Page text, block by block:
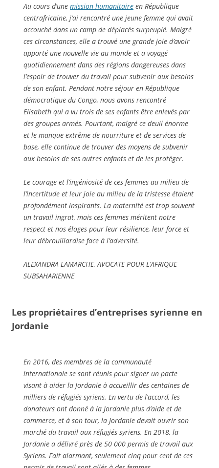
Au cours d’une mission humanitaire en République
centrafricaine, j’ai rencontré une jeune femme qui avait
accouché dans un camp de déplacés surpeuplé. Malgré
ces circonstances, elle a trouvé une grande joie d’avoir
apporté une nouvelle vie au monde et a voyagé
quotidiennement dans des régions dangereuses dans
l’espoir de trouver du travail pour subvenir aux besoins
de son enfant. Pendant notre séjour en République
démocratique du Congo, nous avons rencontré
Elisabeth qui a vu trois de ses enfants être enlevés par
des groupes armés. Pourtant, malgré ce deuil énorme
et le manque extrême de nourriture et de services de
base, elle continue de trouver des moyens de subvenir
aux besoins de ses autres enfants et de les protéger.
Le courage et l’ingéniosité de ces femmes au milieu de
l’incertitude et leur joie au milieu de la tristesse étaient
profondément inspirants. La maternité est trop souvent
un travail ingrat, mais ces femmes méritent notre
respect et nos éloges pour leur résilience, leur force et
leur débrouillardise face à l’adversité.
ALEXANDRA LAMARCHE, AVOCATE POUR L’AFRIQUE
SUBSAHARIENNE
Les propriétaires d’entreprises syrienne en
Jordanie
En 2016, des membres de la communauté
internationale se sont réunis pour signer un pacte
visant à aider la Jordanie à accueillir des centaines de
milliers de réfugiés syriens. En vertu de l’accord, les
donateurs ont donné à la Jordanie plus d’aide et de
commerce, et à son tour, la Jordanie devait ouvrir son
marché du travail aux réfugiés syriens. En 2018, la
Jordanie a délivré près de 50 000 permis de travail aux
Syriens. Fait alarmant, seulement cinq pour cent de ces